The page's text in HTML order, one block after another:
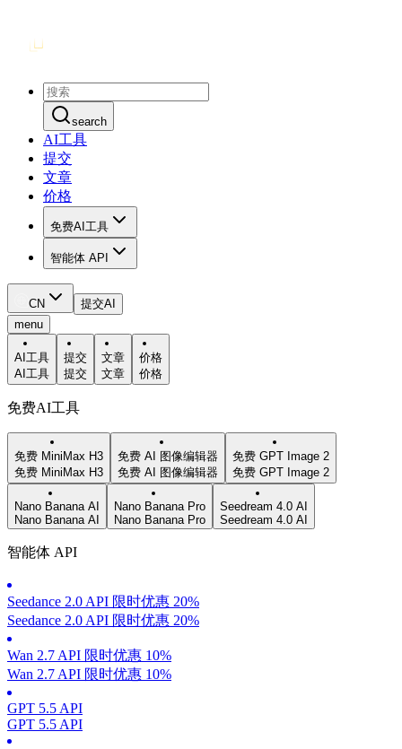
search
AI工具
提交
文章
价格
免费AI工具
智能体 API
CN
提交AI
menu
AI工具
AI工具
提交
提交
文章
文章
价格
价格
免费AI工具
免费 MiniMax H3
免费 MiniMax H3
免费 AI 图像编辑器
免费 AI 图像编辑器
免费 GPT Image 2
免费 GPT Image 2
Nano Banana AI
Nano Banana AI
Nano Banana Pro
Nano Banana Pro
Seedream 4.0 AI
Seedream 4.0 AI
智能体 API
Seedance 2.0 API 限时优惠 20%
Seedance 2.0 API 限时优惠 20%
Wan 2.7 API 限时优惠 10%
Wan 2.7 API 限时优惠 10%
GPT 5.5 API
GPT 5.5 API